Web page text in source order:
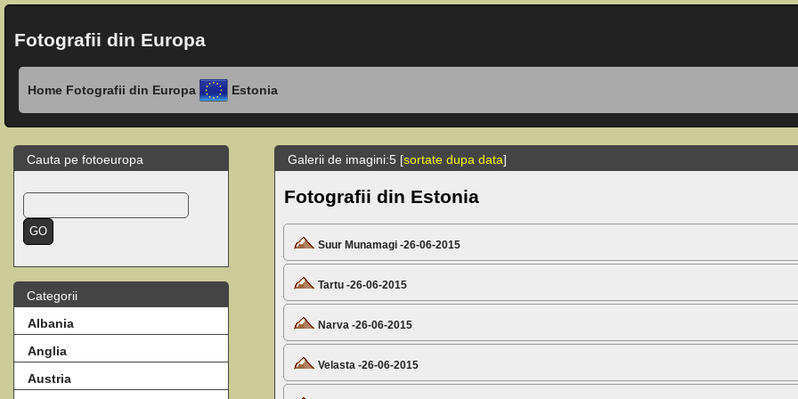
Fotografii din Europa
Home Fotografii din Europa Estonia
Cauta pe fotoeuropa
Categorii
Albania
Anglia
Austria
Galerii de imagini:5 [sortate dupa data]
Fotografii din Estonia
Suur Munamagi -26-06-2015
Tartu -26-06-2015
Narva -26-06-2015
Velasta -26-06-2015